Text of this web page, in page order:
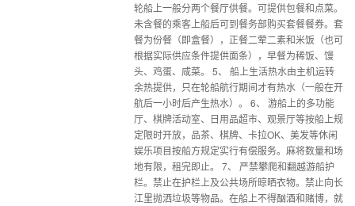
轮船上一般分两个餐厅供餐。可提供包餐和点菜。
未含餐的乘客上船后可到餐务部购买套餐餐券。套
餐为份餐（即盒餐），正餐二荤二素和米饭（也可
根据实际供应条件提供面条），早餐为稀饭、馒
头、鸡蛋、咸菜。 5、 船上生活热水由主机运转
余热提供，只在轮船航行期间才有热水（一般在开
航后一小时后产生热水）。 6、 游船上的多功能
厅、棋牌活动室、日用品超市、观景厅等按船上规
定限时开放，品茶、棋牌、卡拉OK、美发等休闲
娱乐项目按船方规定实行有偿服务。麻将数量和场
地有限，租完即止。 7、 严禁攀爬和翻越游船护
栏。禁止在护栏上及公共场所晾晒衣物。禁止向长
江里抛洒垃圾等物品。在船上不得酗酒和赌博，就